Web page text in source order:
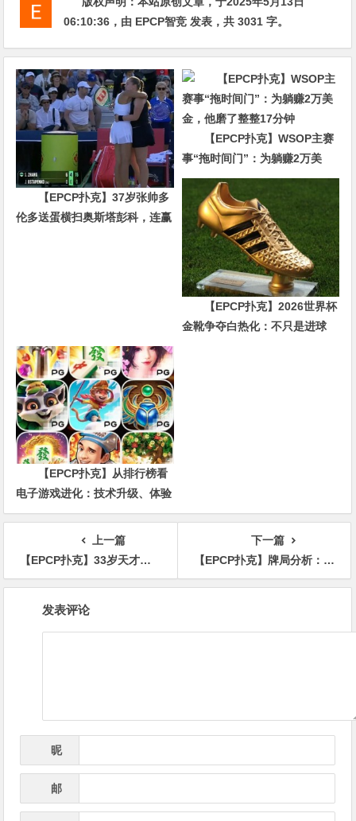
06:10:36 ，由 EPCP智竞 发表，共 3031 字。
【EPCP扑克】37岁张帅多
伦多送蛋横扫奥斯塔彭科，连赢
【EPCP扑克】WSOP主赛
事“拖时间门”：为躺赚2万美
金，他磨了整整17分钟
【EPCP扑克】2026世界杯
金靴争夺白热化：不只是进球
【EPCP扑克】从排行榜看
电子游戏进化：技术升级、体验
创新与未来趋势
上一篇
【EPCP扑克】33岁天才牌手Badziakouski线下总奖金6570w+刀，豪取EPT蒙特卡洛冠军后跻身总奖金榜前三！
下一篇
【EPCP扑克】牌局分析：Kristen Foxen凭借中对识破巨大超额下注诈唬
发表评论
昵
邮